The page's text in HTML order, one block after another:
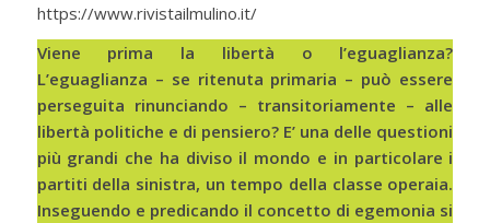
https://www.rivistailmulino.it/
Viene prima la libertà o l’eguaglianza?
L’eguaglianza – se ritenuta primaria – può essere
perseguita rinunciando – transitoriamente – alle
libertà politiche e di pensiero? E’ una delle questioni
più grandi che ha diviso il mondo e in particolare i
partiti della sinistra, un tempo della classe operaia.
Inseguendo e predicando il concetto di egemonia si